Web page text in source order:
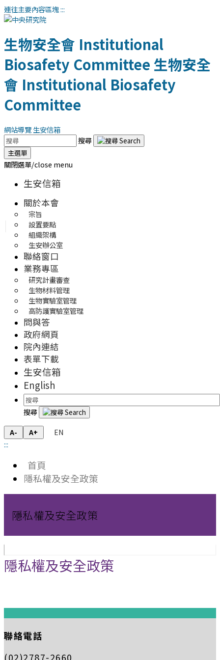
連往主要內容區塊:::
生物安全會 Institutional
Biosafety Committee生物安全
會 Institutional Biosafety
Committee
網站導覽生安信箱
搜尋
主選單
關閉選單/close menu
生安信箱
關於本會
宗旨
設置要點
組織架構
生安辦公室
聯絡窗口
業務專區
研究計畫審查
生物材料管理
生物實驗室管理
高防護實驗室管理
問與答
政府網頁
院內連結
表單下載
生安信箱
English
搜尋
A- A+
EN
:::
首頁
隱私權及安全政策
隱私權及安全政策
隱私權及安全政策
聯絡電話
(02)2787-2660